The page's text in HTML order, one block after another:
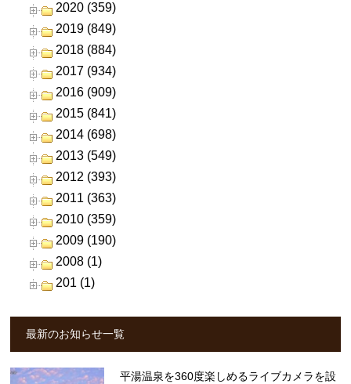
2020 (359)
2019 (849)
2018 (884)
2017 (934)
2016 (909)
2015 (841)
2014 (698)
2013 (549)
2012 (393)
2011 (363)
2010 (359)
2009 (190)
2008 (1)
201 (1)
最新のお知らせ一覧
平湯温泉を360度楽しめるライブカメラを設